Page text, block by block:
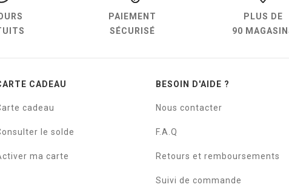
PAIEMENT
SÉCURISÉ
PLUS DE
90
CADEAU
cadeau
le solde
ma carte
BESOIN D'AIDE ?
Nous contacter
F.A.Q
Retours et remboursements
Suivi de commande